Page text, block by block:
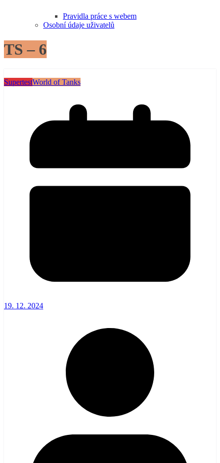
Pravidla práce s webem
Osobní údaje uživatelů
TS – 6
SupertestWorld of Tanks
19. 12. 2024